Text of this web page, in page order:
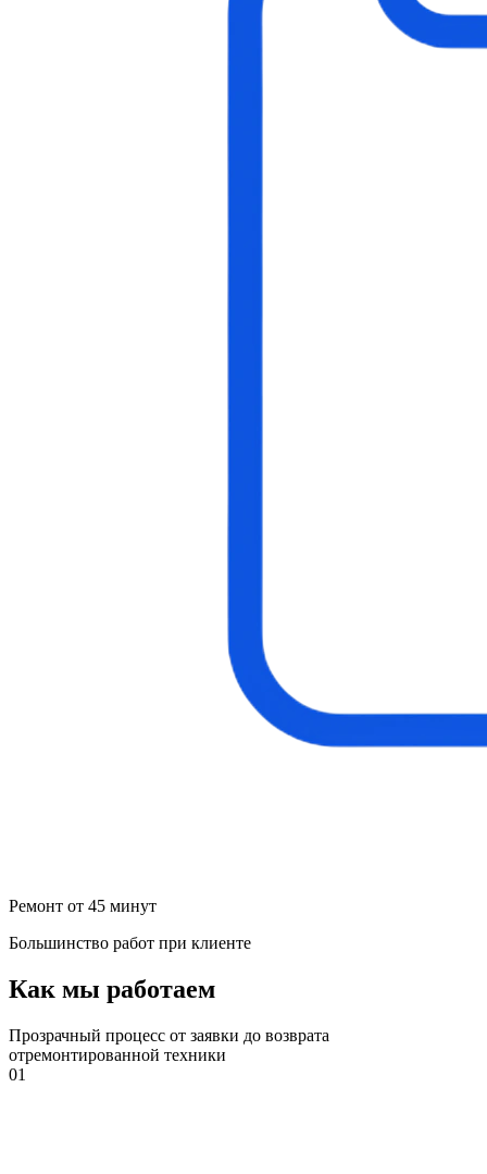
Ремонт от 45 минут
Большинство работ при клиенте
Как мы работаем
Прозрачный процесс от заявки до возврата
отремонтированной техники
01